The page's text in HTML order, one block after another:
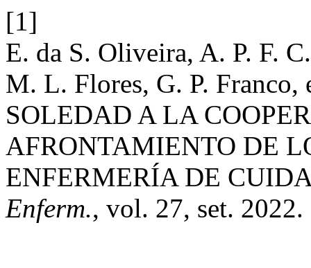
[1]
E. da S. Oliveira, A. P. F.
M. L. Flores, G. P.
SOLEDAD A LA
AFRONTAMIENTO DE
ENFERMERÍA DE
Enferm., vol. 27, set. 2022.